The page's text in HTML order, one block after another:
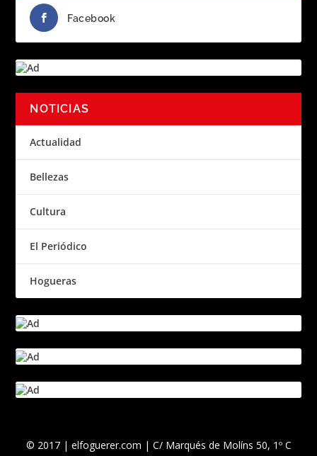
Facebook
NOTICIAS
Actualidad
Bellezas
Cultura
El Periódico
Hogueras
© 2017 | elfoguerer.com | C/ Marqués de Molíns 50, 1º C